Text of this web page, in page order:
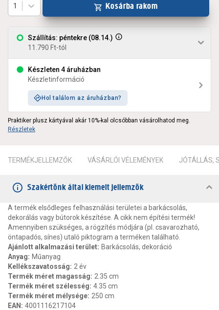
Szállítás: péntekre (08.14.)
11.790 Ft-tól
Készleten 4 áruházban
Készletinformáció
Hol találom az áruházban?
1 Kosárba rakom
Praktiker plusz kártyával akár 10%-kal olcsóbban vásárolhatod meg.
Részletek
TERMÉKJELLEMZŐK VÁSÁRLÓI VÉLEMÉNYEK JÓTÁLLÁS,
Szakértőnk által kiemelt jellemzők
A termék elsődleges felhasználási területei a barkácsolás,
dekorálás vagy bútorok készítése. A cikk nem építési termék!
Amennyiben szükséges, a rögzítés módjára (pl. csavarozható,
öntapadós, sínes) utaló piktogram a terméken található.
Ajánlott alkalmazási terület: Barkácsolás, dekoráció
Anyag: Műanyag
Kellékszavatosság: 2 év
Termék méret magasság: 2.35 cm
Termék méret szélesség: 4.35 cm
Termék méret mélysége: 250 cm
EAN : 4001116217104